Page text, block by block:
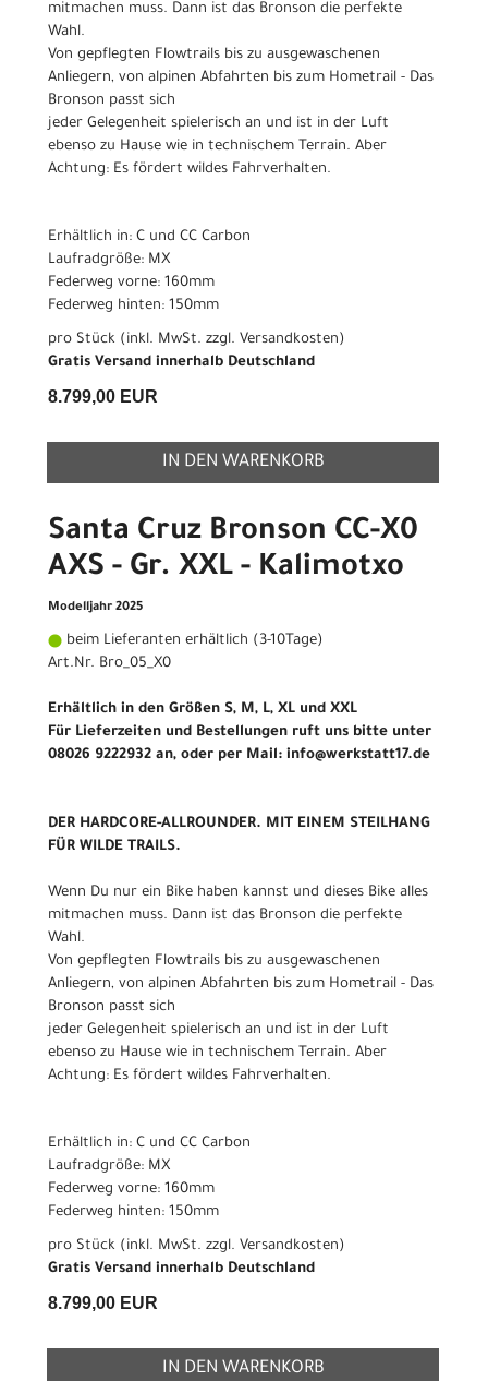
mitmachen muss. Dann ist das Bronson die perfekte
Wahl.
Von gepflegten Flowtrails bis zu ausgewaschenen
Anliegern, von alpinen Abfahrten bis zum Hometrail - Das
Bronson passt sich
jeder Gelegenheit spielerisch an und ist in der Luft
ebenso zu Hause wie in technischem Terrain. Aber
Achtung: Es fördert wildes Fahrverhalten.
Erhältlich in: C und CC Carbon
Laufradgröße: MX
Federweg vorne: 160mm
Federweg hinten: 150mm
pro Stück (inkl. MwSt. zzgl. Versandkosten)
Gratis Versand innerhalb Deutschland
8.799,00 EUR
IN DEN WARENKORB
Santa Cruz Bronson CC-X0
AXS - Gr. XXL - Kalimotxo
Modelljahr 2025
beim Lieferanten erhältlich (3-10Tage)
Art.Nr. Bro_05_X0
Erhältlich in den Größen S, M, L, XL und XXL
Für Lieferzeiten und Bestellungen ruft uns bitte unter
08026 9222932 an, oder per Mail: info@werkstatt17.de
DER HARDCORE-ALLROUNDER. MIT EINEM STEILHANG
FÜR WILDE TRAILS.
Wenn Du nur ein Bike haben kannst und dieses Bike alles
mitmachen muss. Dann ist das Bronson die perfekte
Wahl.
Von gepflegten Flowtrails bis zu ausgewaschenen
Anliegern, von alpinen Abfahrten bis zum Hometrail - Das
Bronson passt sich
jeder Gelegenheit spielerisch an und ist in der Luft
ebenso zu Hause wie in technischem Terrain. Aber
Achtung: Es fördert wildes Fahrverhalten.
Erhältlich in: C und CC Carbon
Laufradgröße: MX
Federweg vorne: 160mm
Federweg hinten: 150mm
pro Stück (inkl. MwSt. zzgl. Versandkosten)
Gratis Versand innerhalb Deutschland
8.799,00 EUR
IN DEN WARENKORB